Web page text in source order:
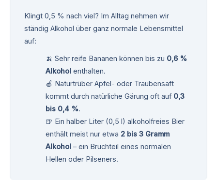
Klingt 0,5 % nach viel? Im Alltag nehmen wir
ständig Alkohol über ganz normale Lebensmittel
auf:
🍌 Sehr reife Bananen können bis zu 0,6 %
Alkohol enthalten.
🍎 Naturtrüber Apfel- oder Traubensaft
kommt durch natürliche Gärung oft auf 0,3
bis 0,4 %.
🍺 Ein halber Liter (0,5 l) alkoholfreies Bier
enthält meist nur etwa 2 bis 3 Gramm
Alkohol – ein Bruchteil eines normalen
Hellen oder Pilseners.